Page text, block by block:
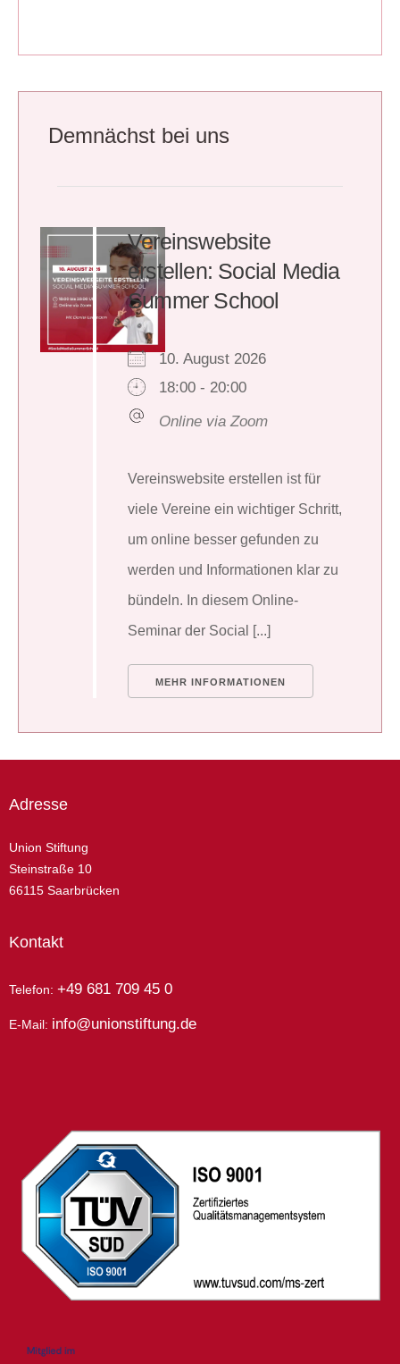
Demnächst bei uns
Vereinswebsite
erstellen: Social Media
Summer School
10. August 2026
18:00 - 20:00
Online via Zoom
Vereinswebsite erstellen ist für
viele Vereine ein wichtiger Schritt,
um online besser gefunden zu
werden und Informationen klar zu
bündeln. In diesem Online-
Seminar der Social [...]
MEHR INFORMATIONEN
Adresse
Union Stiftung
Steinstraße 10
66115 Saarbrücken
Kontakt
Telefon: +49 681 709 45 0
E-Mail: info@unionstiftung.de